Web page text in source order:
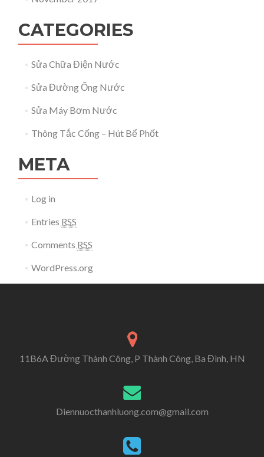
CATEGORIES
Sửa Chữa Điện Nước
Sửa Đường Ống Nước
Sửa Máy Bơm Nước
Thông Tắc Cống – Hút Bể Phốt
META
Log in
Entries RSS
Comments RSS
WordPress.org
11B6A Đường Thành Công, P Thành Công, Ba Đình, HN
Diennuocthanhluong.com@gmail.com